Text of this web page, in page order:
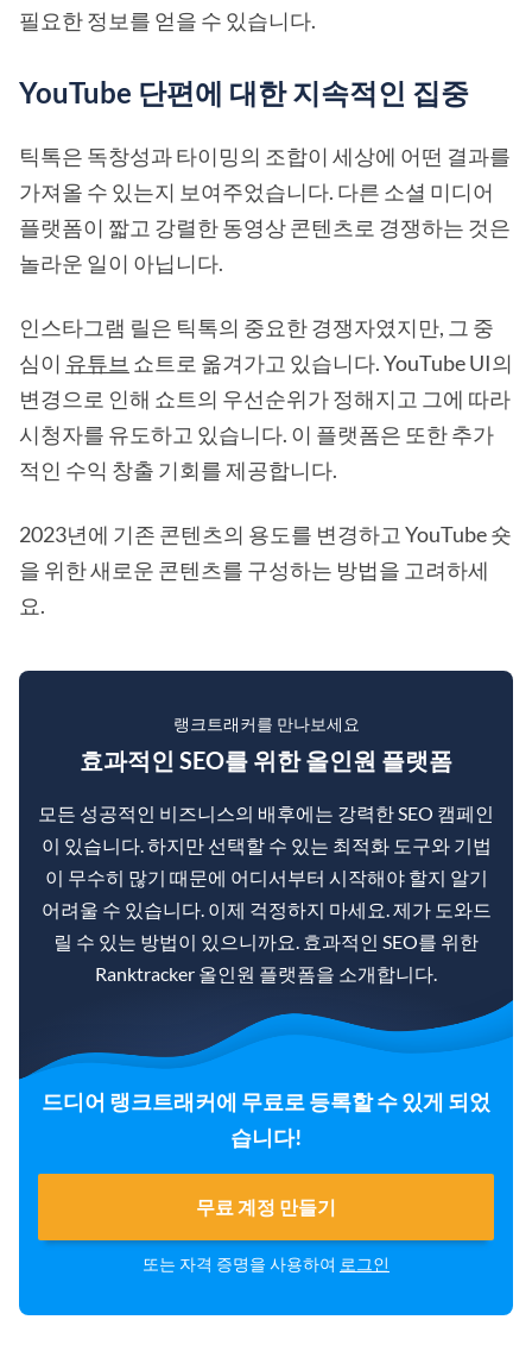
필요한 정보를 얻을 수 있습니다.
YouTube 단편에 대한 지속적인 집중
틱톡은 독창성과 타이밍의 조합이 세상에 어떤 결과를
가져올 수 있는지 보여주었습니다. 다른 소셜 미디어
플랫폼이 짧고 강렬한 동영상 콘텐츠로 경쟁하는 것은
놀라운 일이 아닙니다.
인스타그램 릴은 틱톡의 중요한 경쟁자였지만, 그 중
심이 유튜브 쇼트로 옮겨가고 있습니다. YouTube UI의
변경으로 인해 쇼트의 우선순위가 정해지고 그에 따라
시청자를 유도하고 있습니다. 이 플랫폼은 또한 추가
적인 수익 창출 기회를 제공합니다.
2023년에 기존 콘텐츠의 용도를 변경하고 YouTube 숏
을 위한 새로운 콘텐츠를 구성하는 방법을 고려하세
요.
랭크트래커를 만나보세요
효과적인 SEO를 위한 올인원 플랫폼
모든 성공적인 비즈니스의 배후에는 강력한 SEO 캠페인
이 있습니다. 하지만 선택할 수 있는 최적화 도구와 기법
이 무수히 많기 때문에 어디서부터 시작해야 할지 알기
어려울 수 있습니다. 이제 걱정하지 마세요. 제가 도와드
릴 수 있는 방법이 있으니까요. 효과적인 SEO를 위한
Ranktracker 올인원 플랫폼을 소개합니다.
드디어 랭크트래커에 무료로 등록할 수 있게 되었
습니다!
무료 계정 만들기
또는 자격 증명을 사용하여 로그인